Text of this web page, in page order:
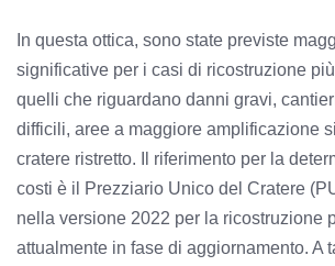
In questa ottica, sono state previste
significative per i casi di ricostruzione
quelli che riguardano danni gravi,
difficili, aree a maggiore amplificazione
cratere ristretto. Il riferimento per la
costi è il Prezziario Unico del Cratere
nella versione 2022 per la ricostruzione
attualmente in fase di aggiornamento. A